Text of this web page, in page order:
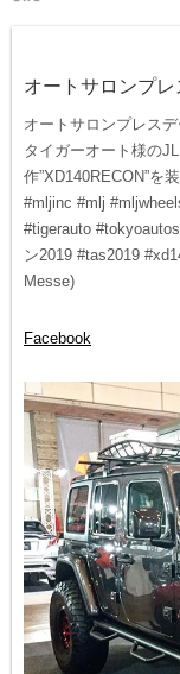
オートサロンプレ
オートサロンプレスデ
タイガーオート様の
作”XD140RECON”を
#mljinc #mlj
#tigerauto
ン2019 #tas2019
Messe)
Facebook